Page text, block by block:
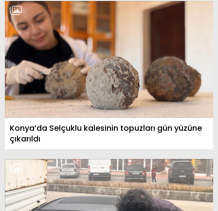
Konya’da Selçuklu kalesinin topuzları gün yüzüne
çıkarıldı